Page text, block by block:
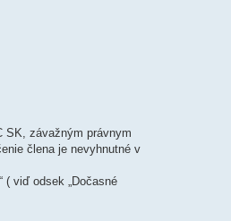
SK, závažným právnym
člena je nevyhnutné v
( viď odsek „Dočasné